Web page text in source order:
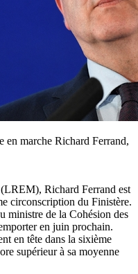
en marche Richard Ferrand,
Richard Ferrand est
circonscription du Finistère.
ministre de la Cohésion des
en juin prochain.
en tête dans la sixième
supérieur à sa moyenne